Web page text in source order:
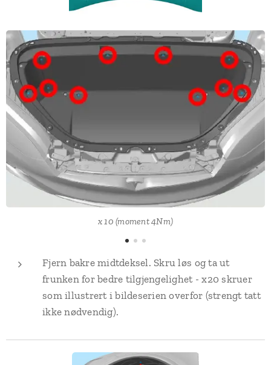
x 10 (moment 4Nm)
Fjern bakre midtdeksel. Skru løs og ta ut
frunken for bedre tilgjengelighet - x20 skruer
som illustrert i bildeserien overfor (strengt tatt
ikke nødvendig).